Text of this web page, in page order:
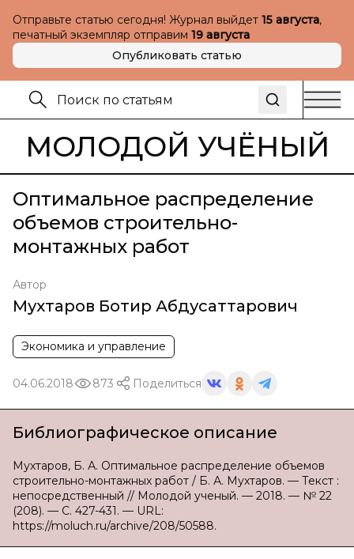
Отправьте статью сегодня! Журнал выйдет 15 августа,
печатный экземпляр отправим 19 августа
Опубликовать статью
МОЛОДОЙ УЧЁНЫЙ
Оптимальное распределение
объемов строительно-
монтажных работ
Автор
Мухтаров Ботир Абдусаттарович
Экономика и управление
04.06.2018 873 Поделиться
Библиографическое описание
Мухтаров, Б. А. Оптимальное распределение объемов
строительно-монтажных работ / Б. А. Мухтаров. — Текст :
непосредственный // Молодой ученый. — 2018. — № 22
(208). — С. 427-431. — URL:
https://moluch.ru/archive/208/50588.